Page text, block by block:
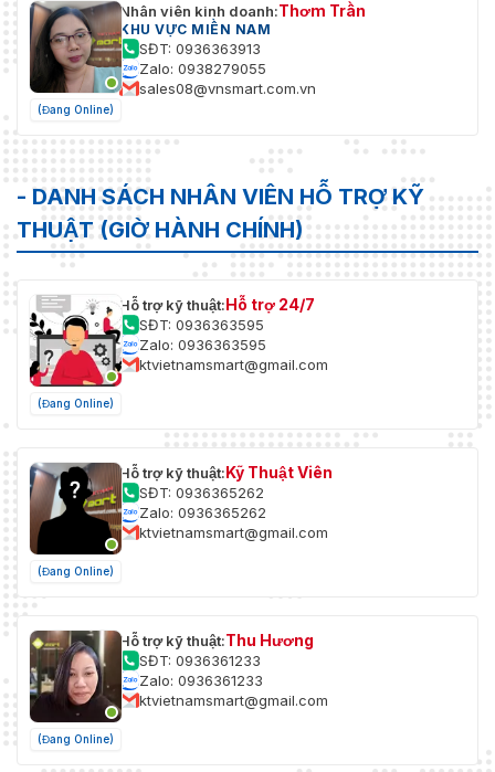
(Đang Online)
Nhân viên kinh doanh:Thơm Trần
KHU VỰC MIỀN NAM
SĐT: 0936363913
Zalo: 0938279055
sales08@vnsmart.com.vn
- DANH SÁCH NHÂN VIÊN HỖ TRỢ KỸ
THUẬT (GIỜ HÀNH CHÍNH)
(Đang Online)
Hỗ trợ kỹ thuật:Hỗ trợ 24/7
SĐT: 0936363595
Zalo: 0936363595
ktvietnamsmart@gmail.com
(Đang Online)
Hỗ trợ kỹ thuật:Kỹ Thuật Viên
SĐT: 0936365262
Zalo: 0936365262
ktvietnamsmart@gmail.com
(Đang Online)
Hỗ trợ kỹ thuật:Thu Hương
SĐT: 0936361233
Zalo: 0936361233
ktvietnamsmart@gmail.com